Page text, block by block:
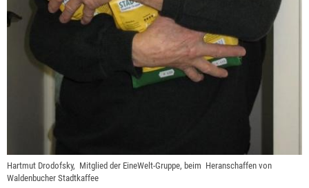
Hartmut Drodofsky, Mitglied der EineWelt-Gruppe, beim Heranschaffen von
Waldenbucher Stadtkaffee